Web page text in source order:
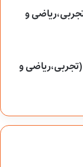
و
و